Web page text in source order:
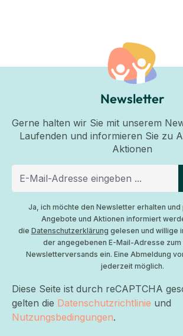
Newsletter
Gerne halten wir Sie mit unserem
Laufenden und informieren Sie zu
Aktionen
Ja, ich möchte den Newsletter erhalten und
Angebote und Aktionen informiert
die Datenschutzerklärung gelesen und willige
der angegebenen E-Mail-Adresse zum
Newsletterversands ein. Eine Abmeldung
jederzeit möglich.
Diese Seite ist durch reCAPTCHA
gelten die Datenschutzrichtlinie und
Nutzungsbedingungen.